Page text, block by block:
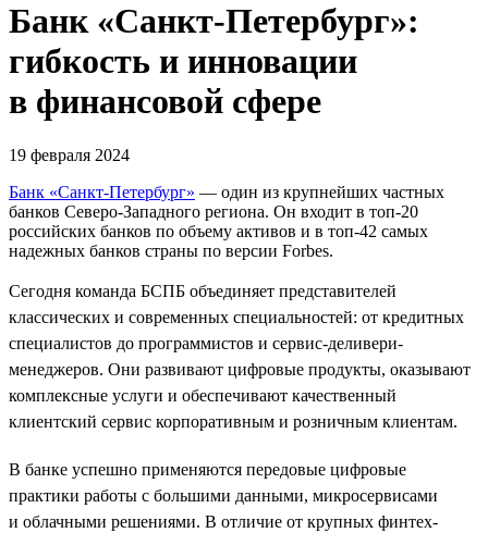
Банк «Санкт-Петербург»:
гибкость и инновации
в финансовой сфере
19 февраля 2024
Банк «Санкт-Петербург» — один из крупнейших частных
банков Северо-Западного региона. Он входит в топ-20
российских банков по объему активов и в топ-42 самых
надежных банков страны по версии Forbes.
Сегодня команда БСПБ объединяет представителей
классических и современных специальностей: от кредитных
специалистов до программистов и сервис-деливери-
менеджеров. Они развивают цифровые продукты, оказывают
комплексные услуги и обеспечивают качественный
клиентский сервис корпоративным и розничным клиентам.
В банке успешно применяются передовые цифровые
практики работы с большими данными, микросервисами
и облачными решениями. В отличие от крупных финтех-